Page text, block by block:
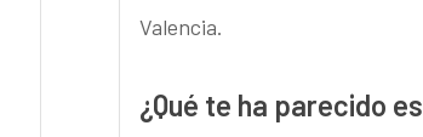
Valencia.
¿Qué te ha parecido